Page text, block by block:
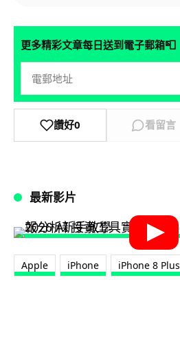
更多精彩文章每日送到電子郵箱📮
讚好0 看留言
最新影片
Apple iPhone iPhone 8 Plus